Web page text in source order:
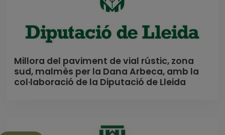
Millora del paviment de vial rústic, zona
sud, malmès per la Dana Arbeca, amb la
col·laboració de la Diputació de Lleida